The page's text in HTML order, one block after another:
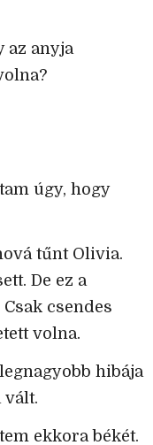
az anyja
úgy, hogy
tűnt Olivia.
De ez a
csendes
volna.
hibája
vált.
ekkora békét.